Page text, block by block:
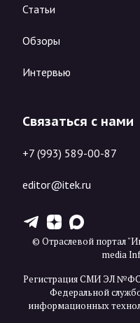
Статьи
Обзоры
Интервью
Связаться с нами
+7 (993) 589-00-87
editor@itek.ru
T Z X
© Отраслевой портал
media
Регистрация СМИ ЭЛ №ФС
Федеральной
информационных